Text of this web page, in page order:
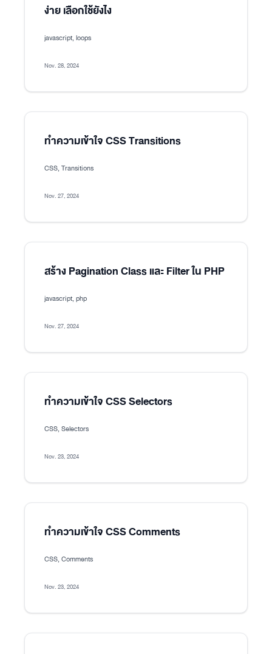
ง่าย เลือกใช้ยังไง
javascript, loops
Nov. 28, 2024
ทำความเข้าใจ CSS Transitions
CSS, Transitions
Nov. 27, 2024
สร้าง Pagination Class และ Filter ใน PHP
javascript, php
Nov. 27, 2024
ทำความเข้าใจ CSS Selectors
CSS, Selectors
Nov. 23, 2024
ทำความเข้าใจ CSS Comments
CSS, Comments
Nov. 23, 2024